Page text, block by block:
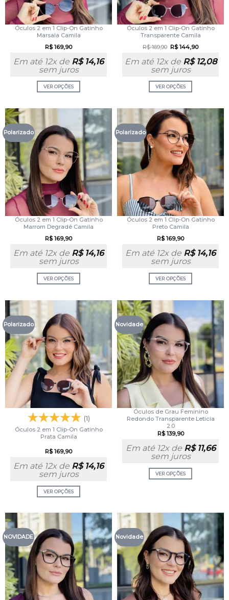
Óculos 2 em 1 Clip-On Gatinho
Marsala Camila
R$169,90
Em até 12x de R$14,16
sem juros
VER OPÇÕES
Óculos 2 em 1 Clip-On Gatinho
Transparente Camila
R$169,90 R$144,90
Em até 12x de R$12,08
sem juros
VER OPÇÕES
Polarizado
Óculos 2 em 1 Clip-On Gatinho
Marrom Degradê Camila
R$169,90
Em até 12x de R$14,16
sem juros
VER OPÇÕES
Polarizado
Óculos 2 em 1 Clip-On Gatinho
Preto Camila
R$169,90
Em até 12x de R$14,16
sem juros
VER OPÇÕES
Polarizado
(1)
Óculos 2 em 1 Clip-On Gatinho
Prata Camila
R$169,90
Em até 12x de R$14,16
sem juros
VER OPÇÕES
Novidade
Óculos de Grau Feminino
Redondo Transparente Leticia
2.0
R$139,90
Em até 12x de R$11,66
sem juros
VER OPÇÕES
NOVIDADE Novidade